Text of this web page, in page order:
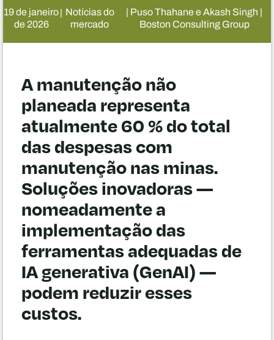
19 de janeiro
de 2026
| Notícias do
mercado
| Puso Thahane e Akash Singh |
Boston Consulting Group
A manutenção não
planeada representa
atualmente 60 % do total
das despesas com
manutenção nas minas.
Soluções inovadoras —
nomeadamente a
implementação das
ferramentas adequadas de
IA generativa (GenAI) —
podem reduzir esses
custos.